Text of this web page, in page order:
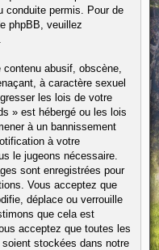
conduite permis. Pour de
phpBB, veuillez
abusif, obscène,
à caractère sexuel
les lois de votre
» est hébergé ou les lois
à un bannissement
à votre
le jugeons nécessaire.
sont enregistrées pour
Vous acceptez que
déplace ou verrouille
que cela est
acceptez que toutes les
stockées dans notre